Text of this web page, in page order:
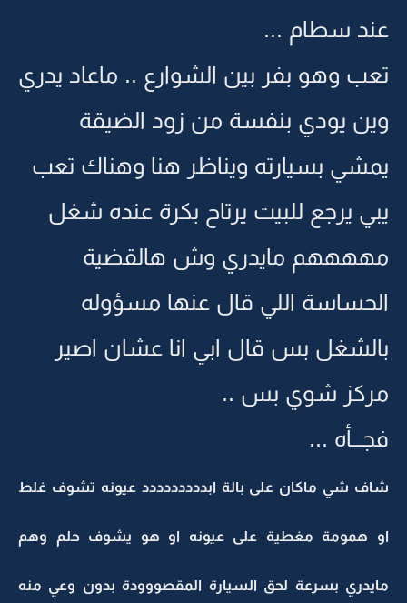
عند سطام ...
تعب وهو بفر بين الشوارع .. ماعاد يدري
وين يودي بنفسة من زود الضيقة
يمشي بسيارته ويناظر هنا وهناك تعب
يبي يرجع للبيت يرتاح بكرة عنده شغل
مههههم مايدري وش هالقضية
الحساسة اللي قال عنها مسؤوله
بالشغل بس قال ابي انا عشان اصير
مركز شوي بس ..
فجـــأه ...
شاف شي ماكان على بالة ابددددددددد عيونه تشوف غلط
او همومة مغطية على عيونه او هو يشوف حلم وهم
مايدري بسرعة لحق السيارة المقصووودة بدون وعي منه